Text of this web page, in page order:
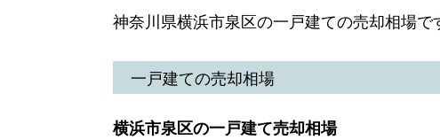
神奈川県横浜市泉区の一戸建ての売却相場で
一戸建ての売却相場
横浜市泉区の一戸建て売却相場